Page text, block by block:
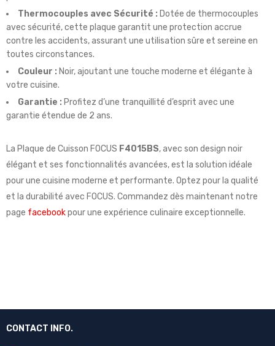
Thermocouples avec Sécurité : Dotée de thermocouples
avec sécurité, cette plaque garantit une protection accrue
contre les accidents, assurant une utilisation sûre et sereine en
toutes circonstances.
Couleur : Noir, ajoutant une touche moderne et élégante à
votre cuisine.
Garantie : Profitez d’une tranquillité d’esprit avec une
garantie étendue de 2 ans.
La Plaque de Cuisson FOCUS F4015BS, avec son design noir
élégant et ses fonctionnalités avancées, est la solution idéale
pour une cuisine moderne et performante. Optez pour la qualité
et la durabilité avec FOCUS. Commandez dès maintenant notre
page facebookpour une expérience culinaire exceptionnelle.
CONTACT INFO.